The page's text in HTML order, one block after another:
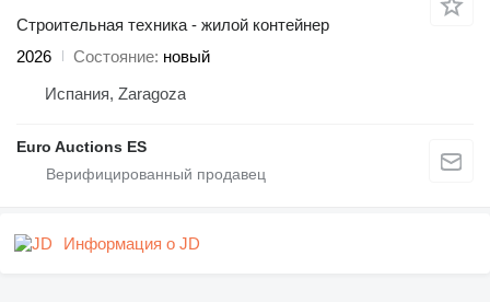
Строительная техника - жилой контейнер
2026
Состояние новый
Испания, Zaragoza
Euro Auctions ES
Информация о JD